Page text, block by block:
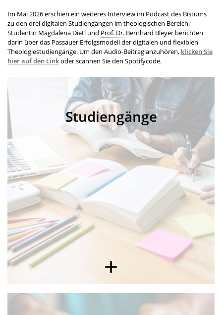
Im Mai 2026 erschien ein weiteres Interview im Podcast des Bistums
zu den drei digitalen Studiengängen im theologischen Bereich.
Studentin Magdalena Dietl und Prof. Dr. Bernhard Bleyer berichten
darin über das Passauer Erfolgsmodell der digitalen und flexiblen
Theologiestudiengänge. Um den Audio-Beitrag anzuhören, klicken Sie
hier auf den Linkoder scannen Sie den Spotifycode.
Studiengänge